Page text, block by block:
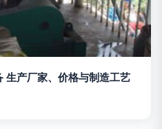
生产厂家、价格与制造工艺